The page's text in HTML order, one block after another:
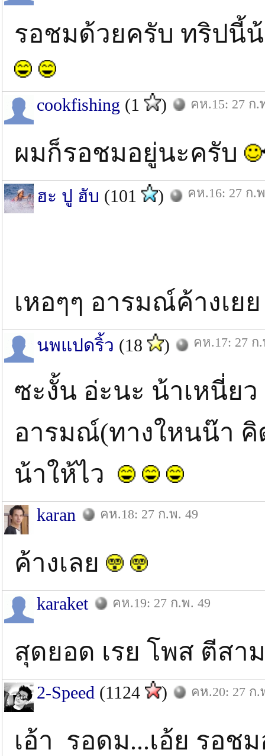
รอชมด้วยครับ ทริปนี้
cookfishing (1 ) คห.15: 27 ก.
ผมก็รอชมอยู่นะครับ
ฮะ ปู ฮับ (101 ) คห.16: 27 ก.
เหอๆๆ อารมณ์ค้างเย
นพแปดริ้ว (18 ) คห.17: 27 ก
ซะงั้น อ่ะนะ น้าเหนี่ย
อารมณ์(ทางใหนน๊า คิ
น้าให้ไว
karan คห.18: 27 ก.พ. 49
ค้างเลย
karaket คห.19: 27 ก.พ. 49
สุดยอด เรย โพส ตีสา
2-Speed (1124 ) คห.20: 27 ก.
เอ้า รอดม...เอ้ย รอชม